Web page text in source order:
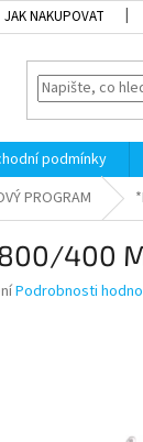
JAK NAKUPOVAT
podmínky
PROGRAM
400
Podrobnosti